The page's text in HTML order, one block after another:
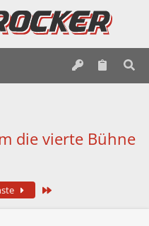
die vierte Bühne